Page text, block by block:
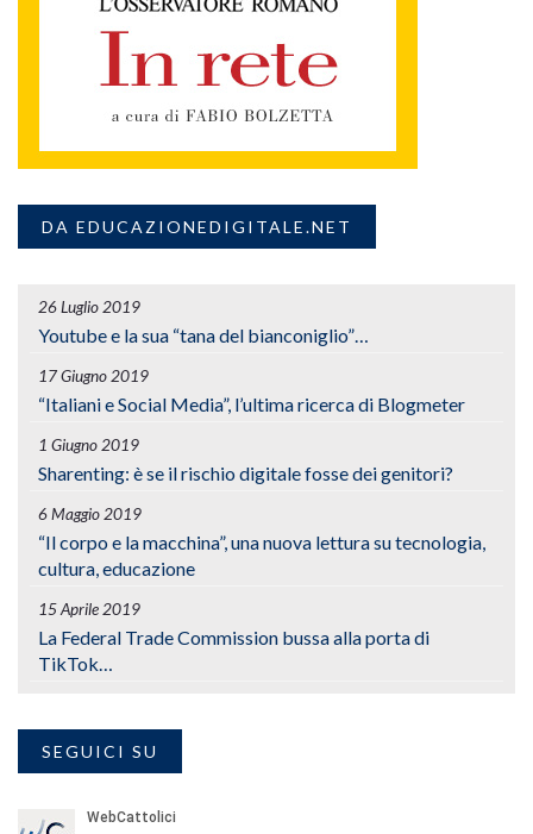
DA EDUCAZIONEDIGITALE.NET
26 Luglio 2019
Youtube e la sua “tana del bianconiglio”…
17 Giugno 2019
“Italiani e Social Media”, l’ultima ricerca di Blogmeter
1 Giugno 2019
Sharenting: è se il rischio digitale fosse dei genitori?
6 Maggio 2019
“Il corpo e la macchina”, una nuova lettura su tecnologia,
cultura, educazione
15 Aprile 2019
La Federal Trade Commission bussa alla porta di
TikTok…
SEGUICI SU